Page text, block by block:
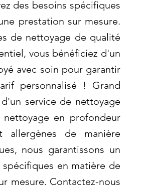
des besoins spécifiques
prestation sur mesure.
de nettoyage de qualité
vous bénéficiez d'un
avec soin pour garantir
personnalisé ! Grand
service de nettoyage
en profondeur
allergènes de manière
nous garantissons un
en matière de
mesure. Contactez-nous